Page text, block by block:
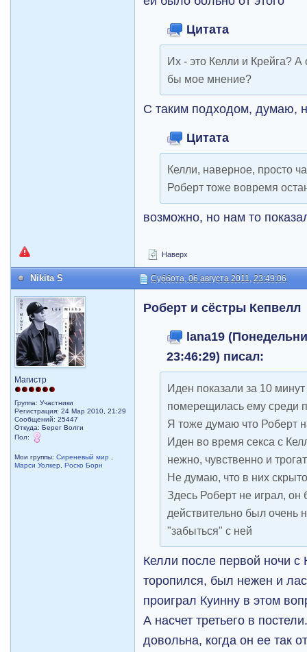
Цитата
Их - это Келли и Крейга?
бы мое мнение?
С таким подходом, думаю,
Цитата
Келли, наверное, просто
Роберт тоже вовремя
возможно, но нам то
Наверх
Nikita S Суббота, 06 августа 2011, 23:49:06
Магистр
Группа: Участники
Регистрация: 24 Мар 2010, 21:29
Сообщений: 25447
Откуда: Берег Волги
Пол:
Мои группы:Сиреневый мир
Марси Уолкер
,Роско Борн
Роберт и сёстры Кепвелл
lana19
23:46:29) писал:
Иден показали за 10 минут
померещилась ему среди
Я тоже думаю что Роберт
Иден во время секса с
нежно, чувственно и
Не думаю, что в них
Здесь Роберт не играл, он
действительно был очень
"забыться" с ней
Келли после первой ночи с
торопился, был нежен и
проиграл Куинну в этом
А насчет третьего в
довольна, когда он ее так